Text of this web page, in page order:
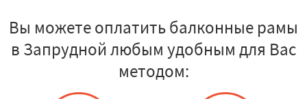
Вы можете оплатить балконные рамы
в Запрудной любым удобным для Вас
методом: